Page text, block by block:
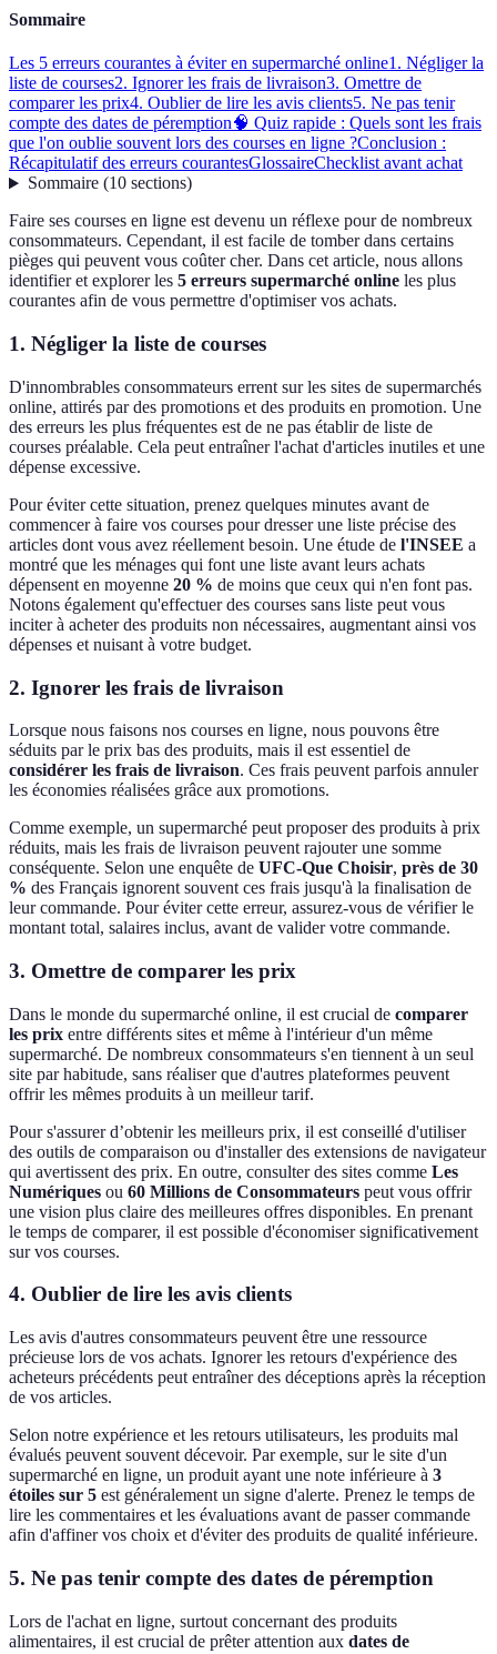
Sommaire
Les 5 erreurs courantes à éviter en supermarché online1. Négliger la
liste de courses2. Ignorer les frais de livraison3. Omettre de
comparer les prix4. Oublier de lire les avis clients5. Ne pas tenir
compte des dates de péremption🧠 Quiz rapide : Quels sont les frais
que l'on oublie souvent lors des courses en ligne ?Conclusion :
Récapitulatif des erreurs courantesGlossaireChecklist avant achat
Sommaire(10 sections)
Faire ses courses en ligne est devenu un réflexe pour de nombreux
consommateurs. Cependant, il est facile de tomber dans certains
pièges qui peuvent vous coûter cher. Dans cet article, nous allons
identifier et explorer les 5 erreurs supermarché online les plus
courantes afin de vous permettre d'optimiser vos achats.
1. Négliger la liste de courses
D'innombrables consommateurs errent sur les sites de supermarchés
online, attirés par des promotions et des produits en promotion. Une
des erreurs les plus fréquentes est de ne pas établir de liste de
courses préalable. Cela peut entraîner l'achat d'articles inutiles et une
dépense excessive.
Pour éviter cette situation, prenez quelques minutes avant de
commencer à faire vos courses pour dresser une liste précise des
articles dont vous avez réellement besoin. Une étude de l'INSEE a
montré que les ménages qui font une liste avant leurs achats
dépensent en moyenne 20 % de moins que ceux qui n'en font pas.
Notons également qu'effectuer des courses sans liste peut vous
inciter à acheter des produits non nécessaires, augmentant ainsi vos
dépenses et nuisant à votre budget.
2. Ignorer les frais de livraison
Lorsque nous faisons nos courses en ligne, nous pouvons être
séduits par le prix bas des produits, mais il est essentiel de
considérer les frais de livraison. Ces frais peuvent parfois annuler
les économies réalisées grâce aux promotions.
Comme exemple, un supermarché peut proposer des produits à prix
réduits, mais les frais de livraison peuvent rajouter une somme
conséquente. Selon une enquête de UFC-Que Choisir, près de 30
% des Français ignorent souvent ces frais jusqu'à la finalisation de
leur commande. Pour éviter cette erreur, assurez-vous de vérifier le
montant total, salaires inclus, avant de valider votre commande.
3. Omettre de comparer les prix
Dans le monde du supermarché online, il est crucial de comparer
les prix entre différents sites et même à l'intérieur d'un même
supermarché. De nombreux consommateurs s'en tiennent à un seul
site par habitude, sans réaliser que d'autres plateformes peuvent
offrir les mêmes produits à un meilleur tarif.
Pour s'assurer d’obtenir les meilleurs prix, il est conseillé d'utiliser
des outils de comparaison ou d'installer des extensions de navigateur
qui avertissent des prix. En outre, consulter des sites comme Les
Numériques ou 60 Millions de Consommateurs peut vous offrir
une vision plus claire des meilleures offres disponibles. En prenant
le temps de comparer, il est possible d'économiser significativement
sur vos courses.
4. Oublier de lire les avis clients
Les avis d'autres consommateurs peuvent être une ressource
précieuse lors de vos achats. Ignorer les retours d'expérience des
acheteurs précédents peut entraîner des déceptions après la réception
de vos articles.
Selon notre expérience et les retours utilisateurs, les produits mal
évalués peuvent souvent décevoir. Par exemple, sur le site d'un
supermarché en ligne, un produit ayant une note inférieure à 3
étoiles sur 5 est généralement un signe d'alerte. Prenez le temps de
lire les commentaires et les évaluations avant de passer commande
afin d'affiner vos choix et d'éviter des produits de qualité inférieure.
5. Ne pas tenir compte des dates de péremption
Lors de l'achat en ligne, surtout concernant des produits
alimentaires, il est crucial de prêter attention aux dates de